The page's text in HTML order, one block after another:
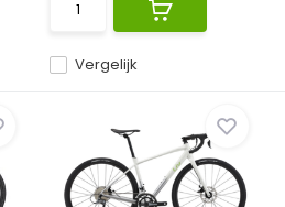
Vergelijk